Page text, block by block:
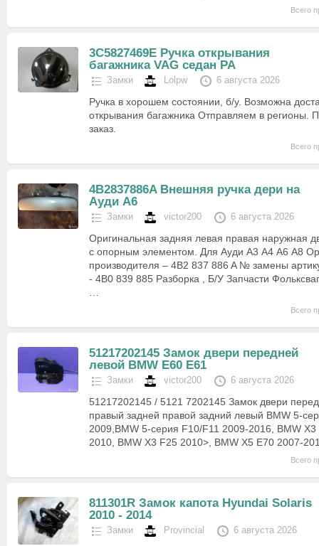
Всего
3C5827469E Ручка открывания
багажника VAG седан PA
Замки Lolpw 6 августа 2026
Ручка в хорошем состоянии, б/у. Возможна
открывания багажника Отправляем в регионы.
заказ.
Всего
4B2837886A Внешняя ручка дери на
Ауди А6
Замки victor200 6 августа 2026
Оригинальная задняя левая правая наружная
с опорным элементом. Для Ауди А3 А4 А6 А8
производителя – 4B2 837 886 A № замены
- 4B0 839 885 Разборка , Б/У Запчасти
…
Всего
51217202145 Замок двери передней
левой BMW E60 E61
Замки victor200 6 августа 2026
51217202145 / 5121 7202145 Замок двери
правый задней правой задний левый BMW 5-
2009,BMW 5-серия F10/F11 2009-2016, BMW
2010, BMW X3 F25 2010>, BMW X5 E70 2007-
Всего
811301R Замок капота Hyundai Solaris
2010 - 2014
Замки Provincial 6 августа 2026